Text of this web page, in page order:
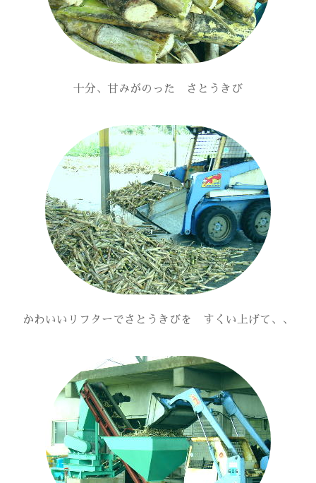
十分、甘みがのった さとうきび
かわいいリフターでさとうきびを すくい上げて、、